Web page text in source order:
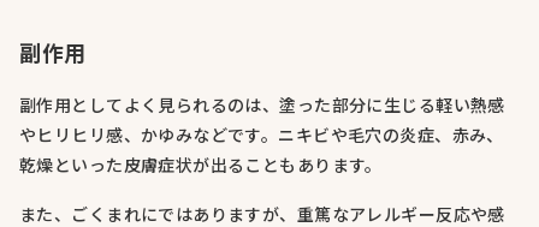
副作用
副作用としてよく見られるのは、塗った部分に生じる軽い熱感
やヒリヒリ感、かゆみなどです。ニキビや毛穴の炎症、赤み、
乾燥といった皮膚症状が出ることもあります。
また、ごくまれにではありますが、重篤なアレルギー反応や感